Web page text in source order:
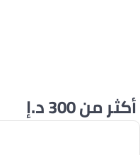
أكثر من 300 د.إ